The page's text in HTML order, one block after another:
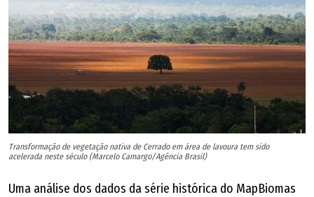
Transformação de vegetação nativa de Cerrado em área de lavoura tem sido
acelerada neste século (Marcelo Camargo/Agência Brasil)
Uma análise dos dados da série histórica do MapBiomas